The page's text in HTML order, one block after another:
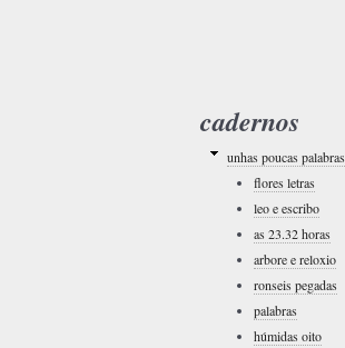
cadernos
unhas poucas palabras
flores letras
leo e escribo
as 23.32 horas
arbore e reloxio
ronseis pegadas
palabras
húmidas oito